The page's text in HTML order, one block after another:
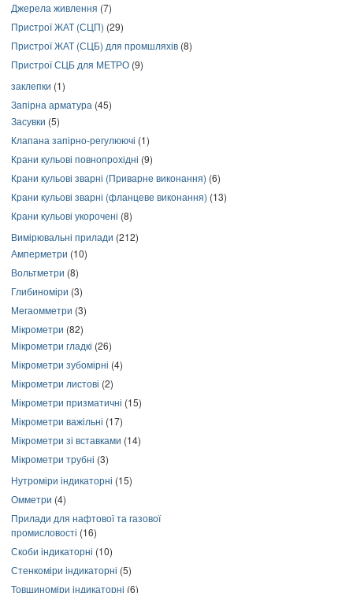
Джерела живлення (7)
Пристрої ЖАТ (СЦП) (29)
Пристрої ЖАТ (СЦБ) для промшляхів (8)
Пристрої СЦБ для МЕТРО (9)
заклепки (1)
Запірна арматура (45)
Засувки (5)
Клапана запірно-регулюючі (1)
Крани кульові повнопрохідні (9)
Крани кульові зварні (Приварне виконання) (6)
Крани кульові зварні (фланцеве виконання) (13)
Крани кульові укорочені (8)
Вимірювальні прилади (212)
Амперметри (10)
Вольтметри (8)
Глибиноміри (3)
Мегаомметри (3)
Мікрометри (82)
Мікрометри гладкі (26)
Мікрометри зубомірні (4)
Мікрометри листові (2)
Мікрометри призматичні (15)
Мікрометри важільні (17)
Мікрометри зі вставками (14)
Мікрометри трубні (3)
Нутроміри індикаторні (15)
Омметри (4)
Прилади для нафтової та газової
промисловості (16)
Скоби індикаторні (10)
Стенкоміри індикаторні (5)
Товщиноміри індикаторні (6)